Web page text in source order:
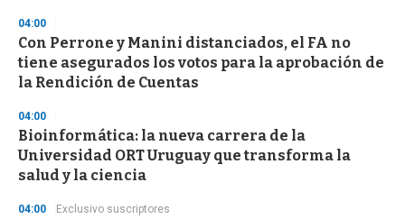
04:00
Con Perrone y Manini distanciados, el FA no
tiene asegurados los votos para la aprobación de
la Rendición de Cuentas
04:00
Bioinformática: la nueva carrera de la
Universidad ORT Uruguay que transforma la
salud y la ciencia
04:00 Exclusivo suscriptores